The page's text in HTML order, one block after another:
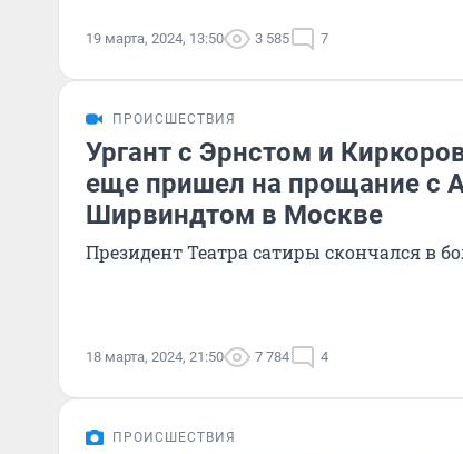
19 марта, 2024, 13:50 3 585 7
ПРОИСШЕСТВИЯ
Ургант с Эрнстом и
еще пришел на прощание с
Ширвиндтом в Москве
Президент Театра сатиры скончался в
18 марта, 2024, 21:50 7 784 4
ПРОИСШЕСТВИЯ